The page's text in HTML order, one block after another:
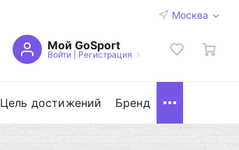
Москва
Мой GoSport
Войти| Регистрация
Цель достижений Бренд